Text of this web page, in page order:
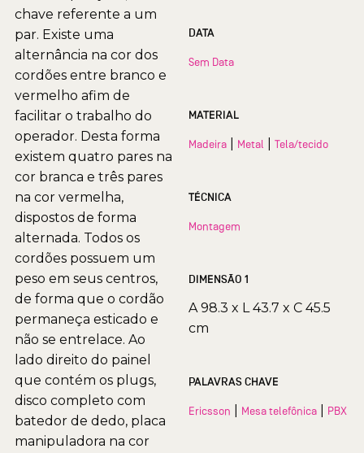
chave referente a um
par. Existe uma
alternância na cor dos
cordões entre branco e
vermelho afim de
facilitar o trabalho do
operador. Desta forma
existem quatro pares na
cor branca e três pares
na cor vermelha,
dispostos de forma
alternada. Todos os
cordões possuem um
peso em seus centros,
de forma que o cordão
permaneça esticado e
não se entrelace. Ao
lado direito do painel
que contém os plugs,
disco completo com
batedor de dedo, placa
manipuladora na cor
DATA
Sem Data
MATERIAL
Madeira Metal Tela/tecido
TÉCNICA
Montagem
DIMENSÃO 1
A 98.3 x L 43.7 x C 45.5
cm
PALAVRAS CHAVE
Ericsson Mesa telefônica PBX